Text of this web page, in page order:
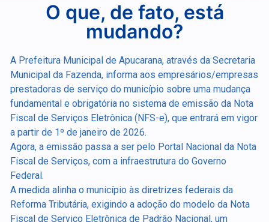
O que, de fato, está
mudando?
A Prefeitura Municipal de Apucarana, através da Secretaria
Municipal da Fazenda, informa aos empresários/empresas
prestadoras de serviço do município sobre uma mudança
fundamental e obrigatória no sistema de emissão da Nota
Fiscal de Serviços Eletrônica (NFS-e), que entrará em vigor
a partir de 1º de janeiro de 2026.
Agora, a emissão passa a ser pelo Portal Nacional da Nota
Fiscal de Serviços, com a infraestrutura do Governo
Federal.
A medida alinha o município às diretrizes federais da
Reforma Tributária, exigindo a adoção do modelo da Nota
Fiscal de Serviço Eletrônica de Padrão Nacional, um